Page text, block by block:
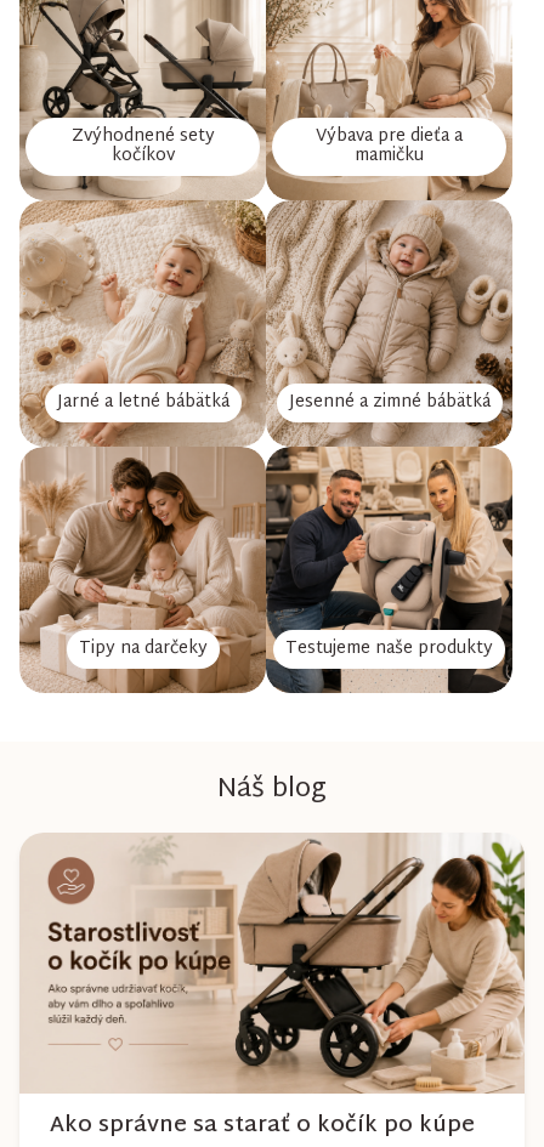
Zvýhodnené sety
kočíkov
Výbava pre dieťa a
mamičku
Jarné a letné bábätká Jesenné a zimné bábätká
Tipy na darčeky Testujeme naše produkty
Náš blog
Ako správne sa starať o kočík po kúpe